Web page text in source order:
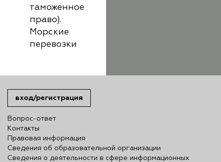
таможенное
право).
Морские
перевозки
вход/регистрация
Вопрос-ответ
Контакты
Правовая информация
Сведения об образовательной организации
Сведения о деятельности в сфере информационных